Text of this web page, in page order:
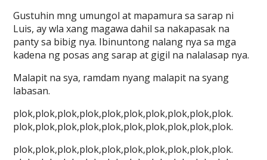
Gustuhin mng umungol at mapamura sa sarap ni
Luis, ay wla xang magawa dahil sa nakapasak na
panty sa bibig nya. Ibinuntong nalang nya sa mga
kadena ng posas ang sarap at gigil na nalalasap nya.
Malapit na sya, ramdam nyang malapit na syang
labasan.
plok,plok,plok,plok,plok,plok,plok,plok,plok,plok.
plok,plok,plok,plok,plok,plok,plok,plok,plok,plok.
plok,plok,plok,plok,plok,plok,plok,plok,plok,plok.